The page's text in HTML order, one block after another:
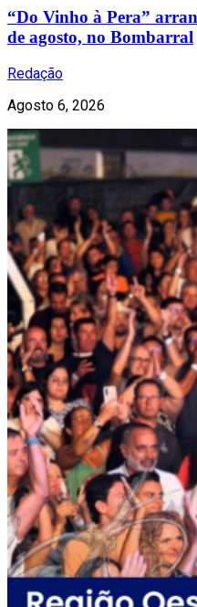
“Do Vinho à Pera”
de agosto, no Bombarral
Redação
Agosto 6, 2026